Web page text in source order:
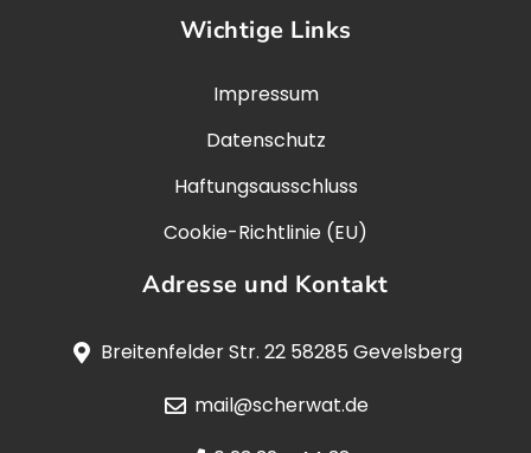
Wichtige Links
Impressum
Datenschutz
Haftungsausschluss
Cookie-Richtlinie (EU)
Adresse und Kontakt
Breitenfelder Str. 22 58285 Gevelsberg
mail@scherwat.de